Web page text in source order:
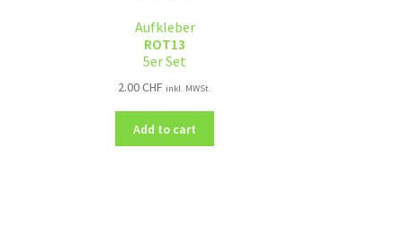
Aufkleber
ROT13
5er Set
2.00CHF inkl. MWSt.
Add to cart